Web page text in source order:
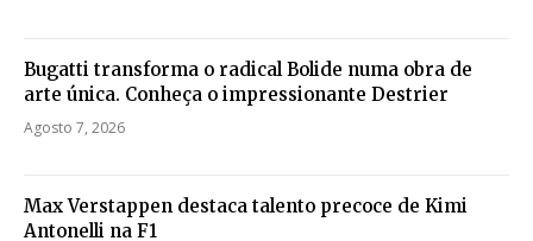
Bugatti transforma o radical Bolide numa obra de
arte única. Conheça o impressionante Destrier
Agosto 7, 2026
Max Verstappen destaca talento precoce de Kimi
Antonelli na F1